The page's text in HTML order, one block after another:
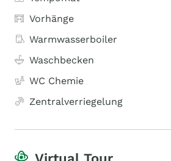
Vorhänge
Warmwasserboiler
Waschbecken
WC Chemie
Zentralverriegelung